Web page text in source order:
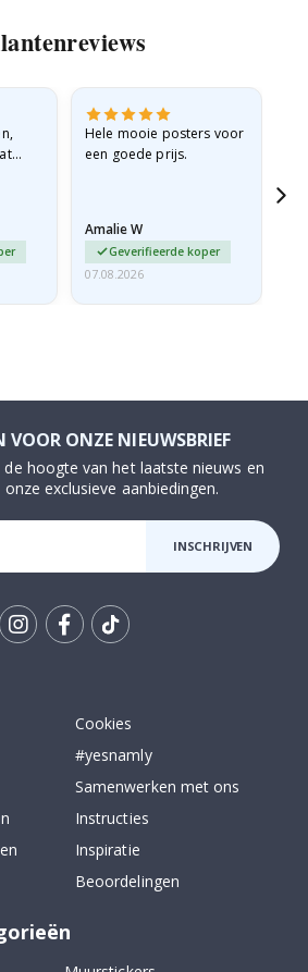
Hele mooie posters voor
een goede prijs.
Amalie W
Geverifieerde koper
07.08.2026
VOOR ONZE NIEUWSBRIEF
hoogte van het laatste nieuws en
exclusieve aanbiedingen.
INSCHRIJVEN
Cookies
#yesnamly
Samenwerken met ons
Instructies
Inspiratie
Beoordelingen